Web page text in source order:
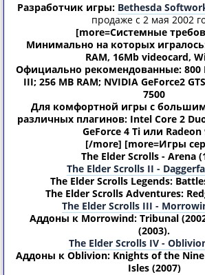
Разработчик игры: Bethesda
продаже с 2 мая 2002
[more=Системные
Минимально на которых
RAM, 16Mb videocard,
Официально рекомендованные: 800
III; 256 MB RAM; NVIDIA GeForce2
7500
Для комфортной игры с
различных плагинов: Intel Core 2
GeForce 4 Ti или Radeon
[/more] [more=Игры
The Elder Scrolls - Arena
The Elder Scrolls II -
The Elder Scrolls Legends:
The Elder Scrolls Adventures:
The Elder Scrolls III -
Аддоны к Morrowind: Tribunal
(2003).
The Elder Scrolls IV -
Аддоны к Oblivion: Knights of the
Isles (2007)